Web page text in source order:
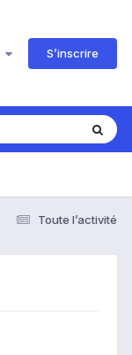
S’inscrire
Toute l’activité